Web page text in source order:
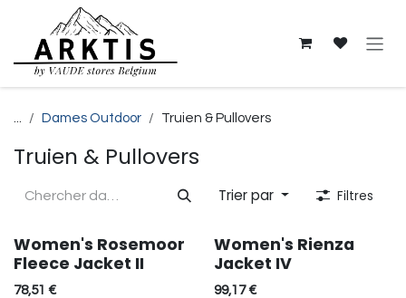
Se rendre au contenu
... Dames Outdoor Truien & Pullovers
Truien & Pullovers
Trier par Filtres
Women's Rosemoor
Fleece Jacket II
78,51 €
Women's Rienza
Jacket IV
99,17€